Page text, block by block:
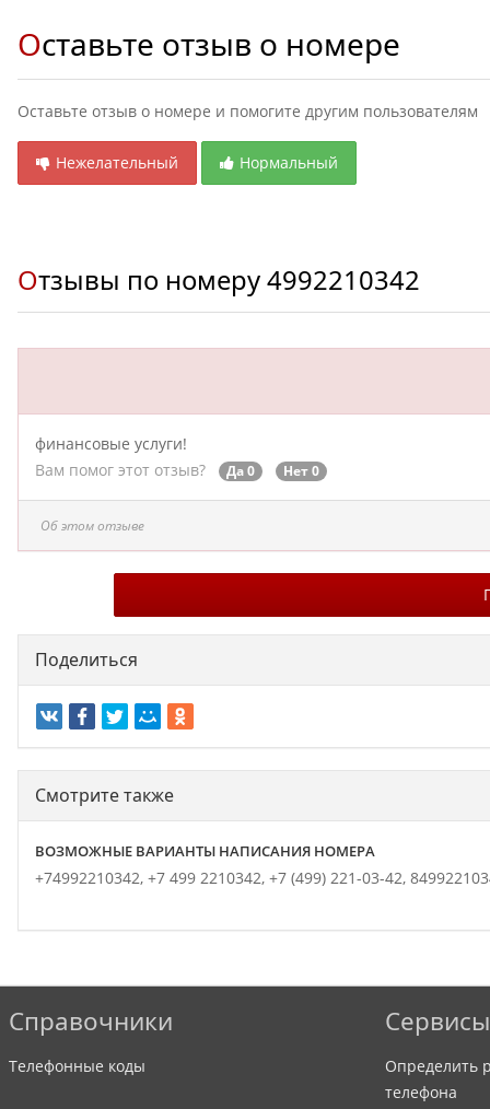
Оставьте отзыв о номере
Оставьте отзыв о номере и помогите другим пользователям
Нежелательный Нормальный
Отзывы по номеру4992210342
финансовые услуги!
Вам помог этот отзыв?
Да 0 Нет 0
Об этом отзыве
Поделиться
Смотрите также
ВОЗМОЖНЫЕ ВАРИАНТЫ НАПИСАНИЯ НОМЕРА
+74992210342, +7 499 2210342, +7 (499) 221-03-42,
Справочники
Телефонные коды
Сервисы
Определить
телефона